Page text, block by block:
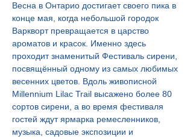
Весна в Онтарио достигает своего пика в
конце мая, когда небольшой городок
Варкворт превращается в царство
ароматов и красок. Именно здесь
проходит знаменитый Фестиваль сирени,
посвящённый одному из самых любимых
весенних цветов. Вдоль живописной
Millennium Lilac Trail высажено более 80
сортов сирени, а во время фестиваля
гостей ждут ярмарка ремесленников,
музыка, садовые экспозиции и